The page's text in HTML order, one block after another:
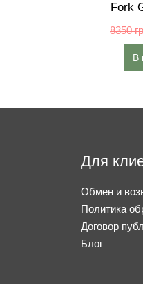
Fork
8350
В
Для
Обмен и
Политика
Договор
Блог